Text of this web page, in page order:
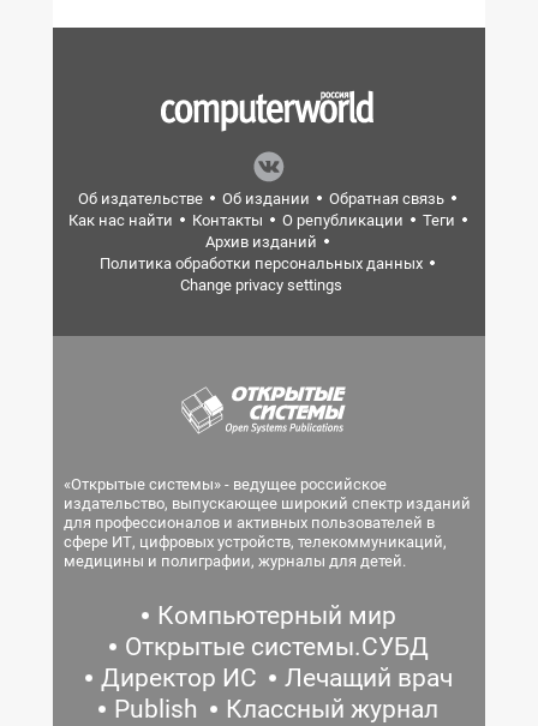
Об издательстве Об издании
Обратная связь
Как нас найти
Контакты О републикации
Теги
Архив изданий
Политика обработки персональных данных
Change privacy settings
«Открытые системы» - ведущее российское
издательство, выпускающее широкий спектр изданий
для профессионалов и активных пользователей в
сфере ИТ, цифровых устройств, телекоммуникаций,
медицины и полиграфии, журналы для детей.
Компьютерный мир
Открытые системы.СУБД
Директор ИС
Лечащий врач
Publish
Классный журнал